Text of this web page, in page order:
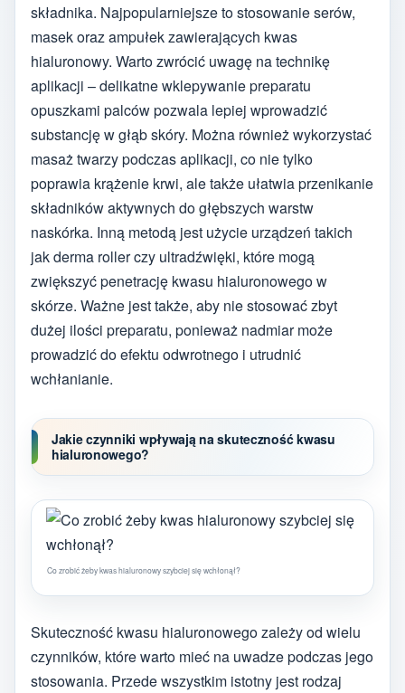
składnika. Najpopularniejsze to stosowanie serów,
masek oraz ampułek zawierających kwas
hialuronowy. Warto zwrócić uwagę na technikę
aplikacji – delikatne wklepywanie preparatu
opuszkami palców pozwala lepiej wprowadzić
substancję w głąb skóry. Można również wykorzystać
masaż twarzy podczas aplikacji, co nie tylko
poprawia krążenie krwi, ale także ułatwia przenikanie
składników aktywnych do głębszych warstw
naskórka. Inną metodą jest użycie urządzeń takich
jak derma roller czy ultradźwięki, które mogą
zwiększyć penetrację kwasu hialuronowego w
skórze. Ważne jest także, aby nie stosować zbyt
dużej ilości preparatu, ponieważ nadmiar może
prowadzić do efektu odwrotnego i utrudnić
wchłanianie.
Jakie czynniki wpływają na skuteczność kwasu
hialuronowego?
Co zrobić żeby kwas hialuronowy szybciej się wchłonął?
Skuteczność kwasu hialuronowego zależy od wielu
czynników, które warto mieć na uwadze podczas jego
stosowania. Przede wszystkim istotny jest rodzaj